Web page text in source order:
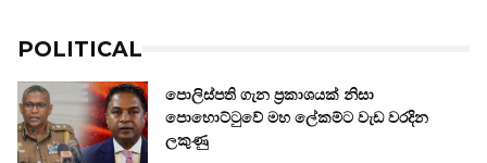
POLITICAL
පොලිස්පති ගැන ප්‍රකාශයක් නිසා
පොහොට්ටුවේ මහ ලේකම්ට වැඩ වරදින
ලකුණු